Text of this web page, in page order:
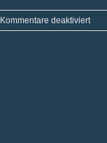
Kommentare deaktiviertfür
Nie